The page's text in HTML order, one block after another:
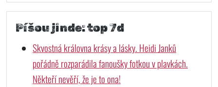
Píšou jinde: top 7d
Skvostná královna krásy a lásky. Heidi Janků
pořádně rozparádila fanoušky fotkou v plavkách.
Někteří nevěří, že je to ona!